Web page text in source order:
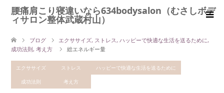
腰痛肩こり寝違いなら634bodysalon（むさしボデ
ィサロン整体武蔵村山）
ブログ エクササイズ, ストレス , ハッピーで快適な生活を送るために,
成功法則, 考え方 総エネルギー量
エクササイズ ストレス
ハッピーで快適な生活を送るために
成功法則
考え方